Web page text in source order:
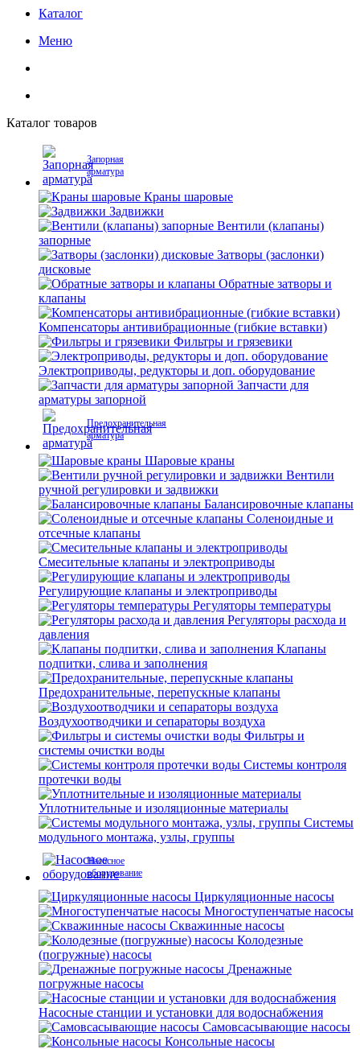
Каталог
Меню
Каталог товаров
Запорная
арматура
Краны шаровые
Задвижки
Вентили (клапаны)
запорные
Затворы (заслонки)
дисковые
Обратные затворы и
клапаны
Компенсаторы антивибрационные (гибкие вставки)
Фильтры и грязевики
Электроприводы, редукторы и доп. оборудование
Запчасти для
арматуры запорной
Предохранительная
арматура
Шаровые краны
Вентили
ручной регулировки и задвижки
Балансировочные клапаны
Соленоидные и
отсечные клапаны
Смесительные клапаны и электроприводы
Регулирующие клапаны и электроприводы
Регуляторы температуры
Регуляторы расхода и
давления
Клапаны
подпитки, слива и заполнения
Предохранительные, перепускные клапаны
Воздухоотводчики и сепараторы воздуха
Фильтры и
системы очистки воды
Системы контроля
протечки воды
Уплотнительные и изоляционные материалы
Системы
модульного монтажа, узлы, группы
Насосное
оборудование
Циркуляционные насосы
Многоступенчатые насосы
Скважинные насосы
Колодезные
(погружные) насосы
Дренажные
погружные насосы
Насосные станции и установки для водоснабжения
Самовсасывающие насосы
Консольные насосы